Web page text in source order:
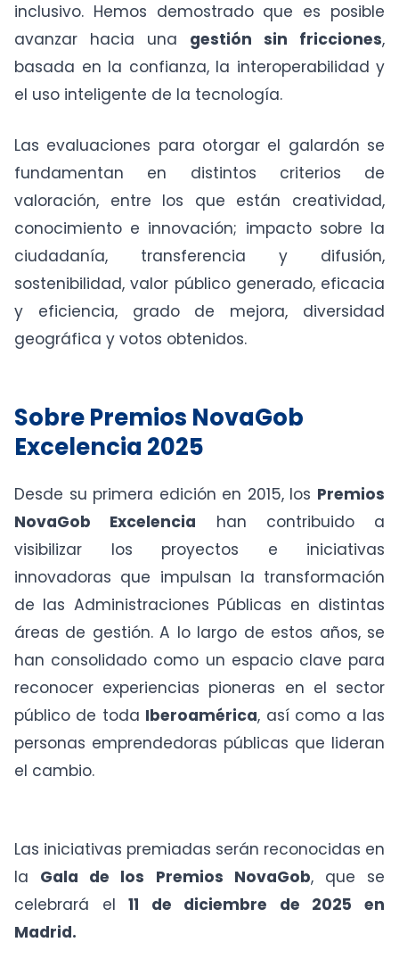
inclusivo. Hemos demostrado que es posible
avanzar hacia una gestión sin fricciones,
basada en la confianza, la interoperabilidad y
el uso inteligente de la tecnología.
Las evaluaciones para otorgar el galardón se
fundamentan en distintos criterios de
valoración, entre los que están creatividad,
conocimiento e innovación; impacto sobre la
ciudadanía, transferencia y difusión,
sostenibilidad, valor público generado, eficacia
y eficiencia, grado de mejora, diversidad
geográfica y votos obtenidos.
Sobre Premios NovaGob
Excelencia 2025
Desde su primera edición en 2015, los Premios
NovaGob Excelencia han contribuido a
visibilizar los proyectos e iniciativas
innovadoras que impulsan la transformación
de las Administraciones Públicas en distintas
áreas de gestión. A lo largo de estos años, se
han consolidado como un espacio clave para
reconocer experiencias pioneras en el sector
público de toda Iberoamérica, así como a las
personas emprendedoras públicas que lideran
el cambio.
Las iniciativas premiadas serán reconocidas en
la Gala de los Premios NovaGob, que se
celebrará el11 de diciembre de 2025 en
Madrid.